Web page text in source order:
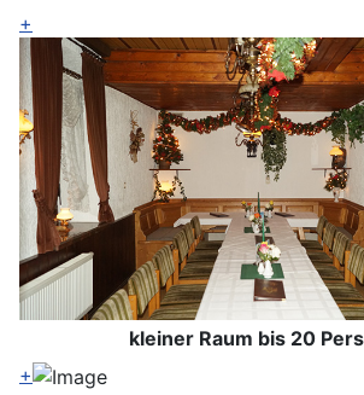
+
kleiner Raum bis 20
+